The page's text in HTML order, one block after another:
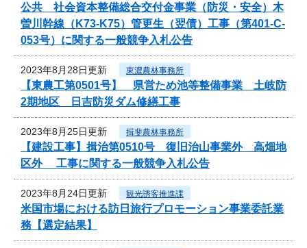
公共 社会資本整備総合交付金事業（防災・安全）木
曽川幹線（K73-K75）管更生（翌債）工事（第401-C-
053号）に関する一般競争入札公告
2023年8月28日更新 東濃農林事務所
【東農工第0501号】 県営ため池等整備事業 土岐防
2期地区 日吉防災ダム修繕工事
2023年8月25日更新 揖斐農林事務所
【建設工事】揖治第0510号 復旧治山事業外 高畑地
区外 工事に関する一般競争入札公告
2023年8月24日更新 観光誘客推進課
米国市場における訪日旅行プロモーション事業委託業
務【選定結果】